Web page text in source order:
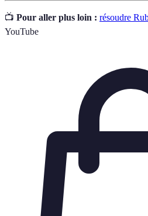
📺 Pour aller plus loin : résoudre
YouTube